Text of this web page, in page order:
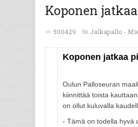
Koponen
500429 Jalkapallo -
Koponen jatkaa
Oulun Palloseuran
kiinnittää toista
on ollut kuluvalla
- Tämä on todella hyvä